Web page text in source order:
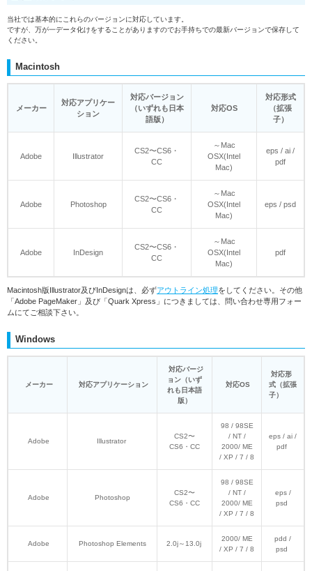
当社では基本的にこれらのバージョンに対応しています。
ですが、万が一データ化けをすることがありますのでお手持ちでの最新バージョンで保存して
ください。
Macintosh
メーカー
対応アプリケー
ション
対応バージョン
（いずれも日本
語版）
対応OS
対応形式
（拡張
子）
Adobe Illustrator
CS2〜CS6・
CC
～Mac
OSX(Intel
Mac)
eps / ai /
pdf
Adobe Photoshop
CS2〜CS6・
CC
～Mac
OSX(Intel
Mac)
eps / psd
Adobe InDesign
CS2〜CS6・
CC
～Mac
OSX(Intel
Mac)
pdf
Macintosh版Illustrator及びInDesignは、必ずアウトライン処理をしてください。その他
「Adobe PageMaker」及び「Quark Xpress」につきましては、問い合わせ専用フォー
ムにてご相談下さい。
Windows
メーカー 対応アプリケーション
対応バージ
ョン（いず
れも日本語
版）
対応OS
対応形
式（拡張
子）
Adobe Illustrator
CS2〜
CS6・CC
98 / 98SE
/ NT /
2000/ ME
/ XP / 7 / 8
eps / ai /
pdf
Adobe Photoshop
CS2〜
CS6・CC
98 / 98SE
/ NT /
2000/ ME
/ XP / 7 / 8
eps /
psd
Adobe Photoshop Elements 2.0j～13.0j
2000/ ME
/ XP / 7 / 8
pdd /
psd